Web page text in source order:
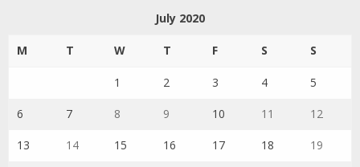
July 2020
M T W T F S S
1 2 3 4 5
6 7 8 9 10 11 12
13 14 15 16 17 18 19